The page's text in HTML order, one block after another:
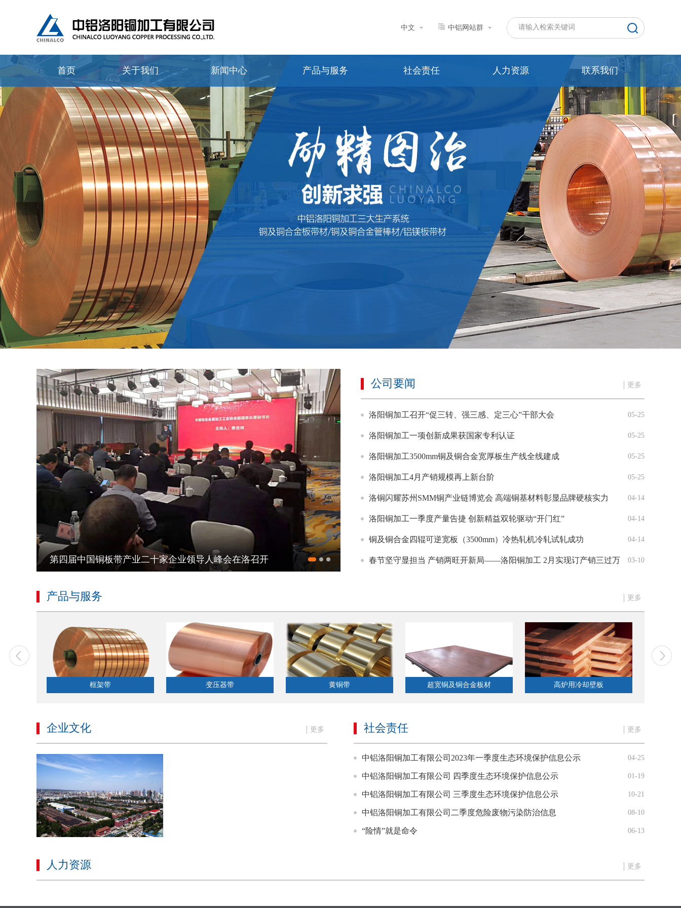
中铝网站群
中文
首页 关于我们 新闻中心 产品与服务 社会责任 人力资源 联系我们
峰会在洛召开 强化风险管控，提升治理水平 洛阳铜加工实验室三项能力验证通过“大考”
公司要闻 更多
05-25
洛阳铜加工召开“促三转、强三感、定三心”干部大会
05-25
洛阳铜加工一项创新成果获国家专利认证
05-25
洛阳铜加工3500mm铜及铜合金宽厚板生产线全线建成
05-25
洛阳铜加工4月产销规模再上新台阶
04-14
洛铜闪耀苏州SMM铜产业链博览会 高端铜基材料彰显品牌硬核实力
04-14
洛阳铜加工一季度产量告捷 创新精益双轮驱动“开门红”​
04-14
铜及铜合金四辊可逆宽板（3500mm）冷热轧机冷轧试轧成功
03-10
春节坚守显担当 产销两旺开新局——洛阳铜加工 2月实现订产销三过万
产品与服务 更多
框架带 变压器带 黄铜带 超宽铜及铜合金板材 高炉用冷却壁板
企业文化 更多 社会责任 更多
04-25
中铝洛阳铜加工有限公司2023年一季度生态环境保护信息公示
01-19
中铝洛阳铜加工有限公司 四季度生态环境保护信息公示
10-21
中铝洛阳铜加工有限公司 三季度生态环境保护信息公示
08-10
中铝洛阳铜加工有限公司二季度危险废物污染防治信息
06-13
“险情”就是命令
人力资源 更多